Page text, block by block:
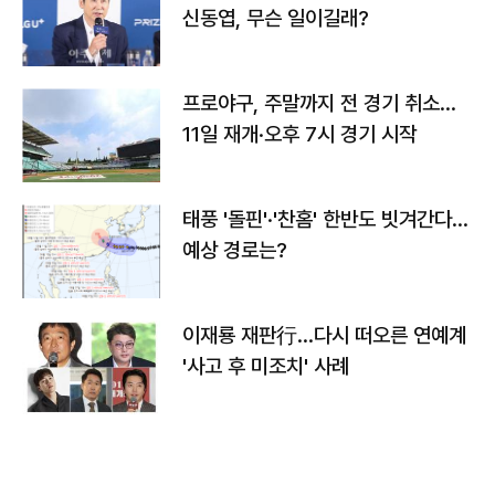
신동엽, 무슨 일이길래?
프로야구, 주말까지 전 경기 취소…
11일 재개·오후 7시 경기 시작
태풍 '돌핀'·'찬홈' 한반도 빗겨간다…
예상 경로는?
이재룡 재판行…다시 떠오른 연예계
'사고 후 미조치' 사례